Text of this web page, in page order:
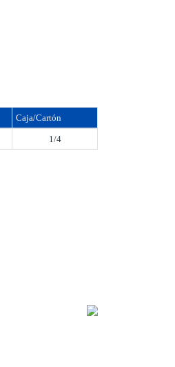
Caja/Cartón
1/4